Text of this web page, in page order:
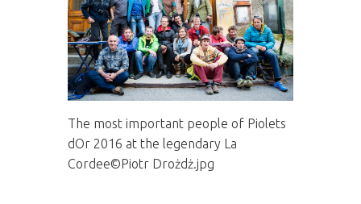
The most important people of Piolets
dOr 2016 at the legendary La
Cordee©Piotr Drożdż.jpg